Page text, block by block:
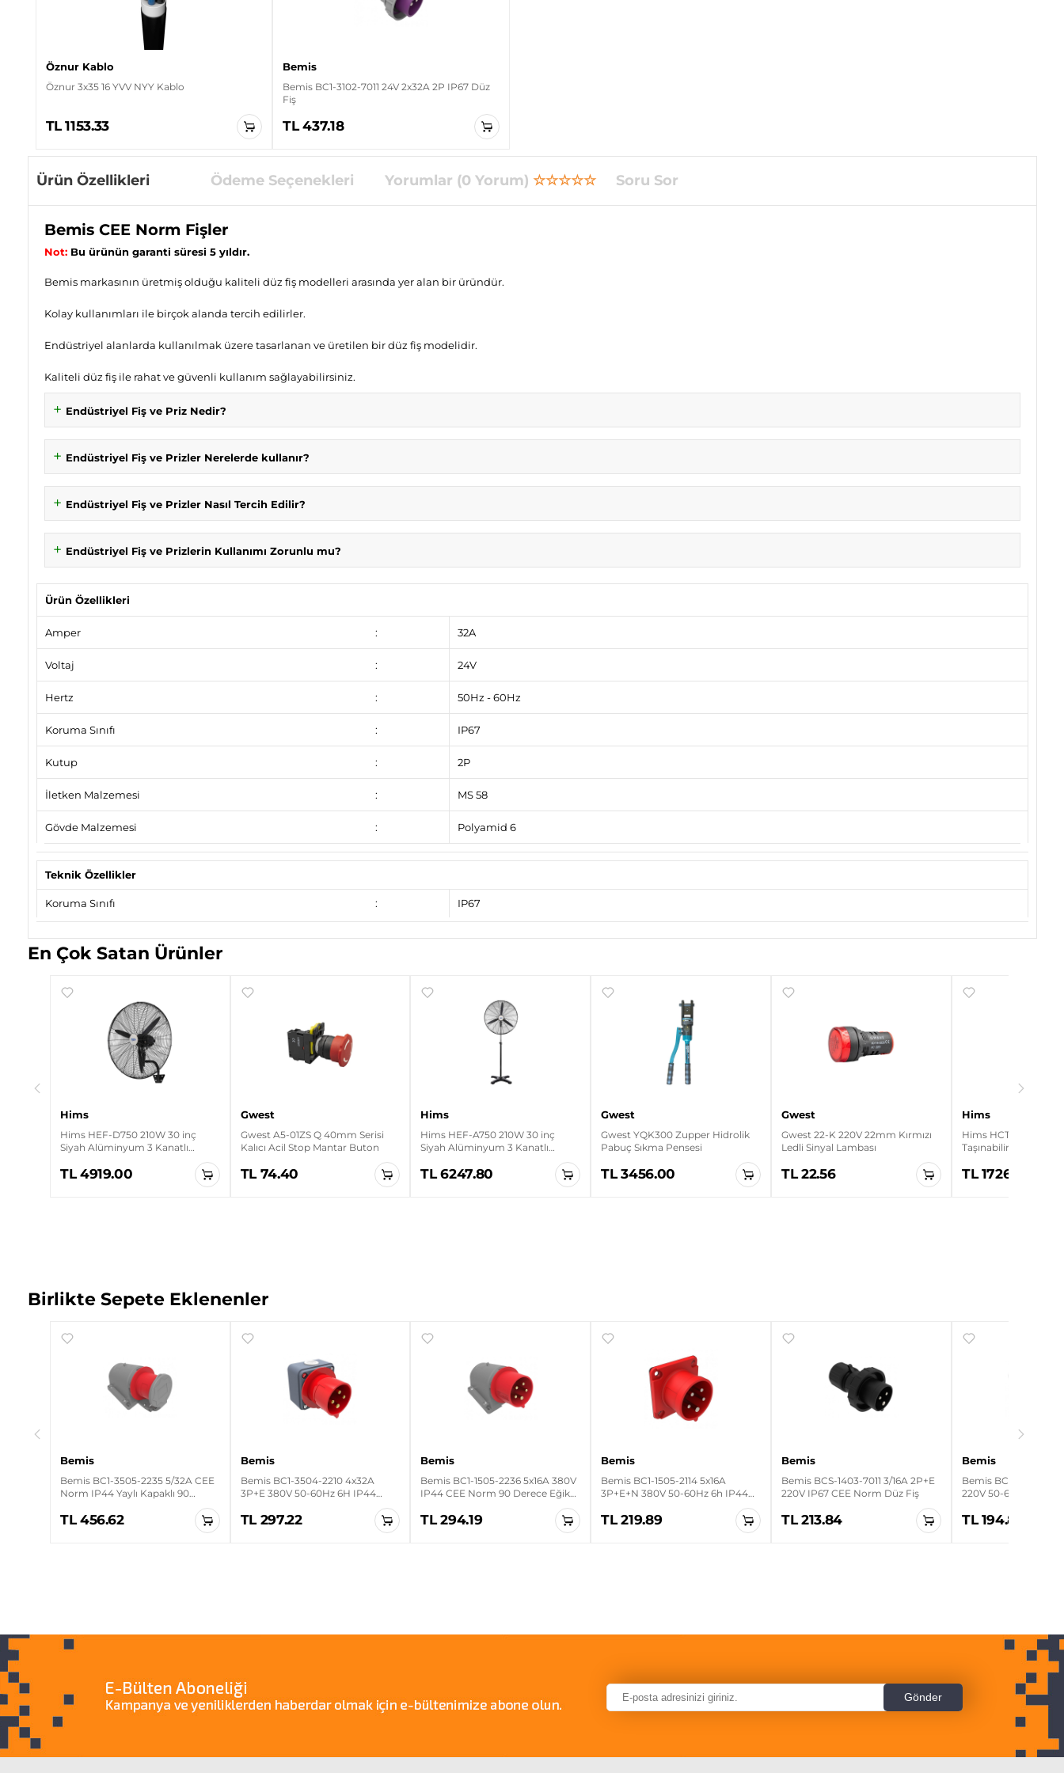
Öznur Kablo
Öznur 3x35 16 YVV NYY Kablo
TL 1153.33
Bemis
Bemis BC1-3102-7011 24V 2x32A 2P IP67 Düz
Fiş
TL 437.18
Ürün Özellikleri Ödeme Seçenekleri Yorumlar (0 Yorum) ☆☆☆☆☆ Soru Sor
Bemis CEE Norm Fişler
Not:Bu ürünün garanti süresi 5 yıldır.
Bemis markasının üretmiş olduğu kaliteli düz fiş modelleri arasında yer alan bir üründür.
Kolay kullanımları ile birçok alanda tercih edilirler.
Endüstriyel alanlarda kullanılmak üzere tasarlanan ve üretilen bir düz fiş modelidir.
Kaliteli düz fiş ile rahat ve güvenli kullanım sağlayabilirsiniz.
Endüstriyel Fiş ve Priz Nedir?
Endüstriyel Fiş ve Prizler Nerelerde kullanır?
Endüstriyel Fiş ve Prizler Nasıl Tercih Edilir?
Endüstriyel Fiş ve Prizlerin Kullanımı Zorunlu mu?
Ürün Özellikleri
Amper : 32A
Voltaj : 24V
Hertz : 50Hz - 60Hz
Koruma Sınıfı : IP67
Kutup : 2P
İletken Malzemesi : MS 58
Gövde Malzemesi : Polyamid 6
Teknik Özellikler
Koruma Sınıfı : IP67
En Çok Satan Ürünler
Hims
Hims HEF-D750 210W 30 inç
Siyah Alüminyum 3 Kanatlı
TL 4919.00
Gwest
Gwest A5-01ZS Q 40mm Serisi
Kalıcı Acil Stop Mantar Buton
TL 74.40
Hims
Hims HEF-A750 210W 30 inç
Siyah Alüminyum 3 Kanatlı
TL 6247.80
Gwest
Gwest YQK300 Zupper Hidrolik
Pabuç Sıkma Pensesi
TL 3456.00
Gwest
Gwest 22-K 220V 22mm Kırmızı
Ledli Sinyal Lambası
TL 22.56
Hims
Hims HCTK-11 11kW
Taşınabilir Elektrikli
TL 17265.00
Birlikte Sepete Eklenenler
Bemis
Bemis BC1-3505-2235 5/32A CEE
Norm IP44 Yaylı Kapaklı 90
TL 456.62
Bemis
Bemis BC1-3504-2210 4x32A
3P+E 380V 50-60Hz 6H IP44
TL 297.22
Bemis
Bemis BC1-1505-2236 5x16A 380V
IP44 CEE Norm 90 Derece Eğik
TL 294.19
Bemis
Bemis BC1-1505-2114 5x16A
3P+E+N 380V 50-60Hz 6h IP44
TL 219.89
Bemis
Bemis BCS-1403-7011 3/16A 2P+E
220V IP67 CEE Norm Düz Fiş
TL 213.84
Bemis
Bemis BC1-1403-7011
220V 50-60Hz 4h
TL 194.83